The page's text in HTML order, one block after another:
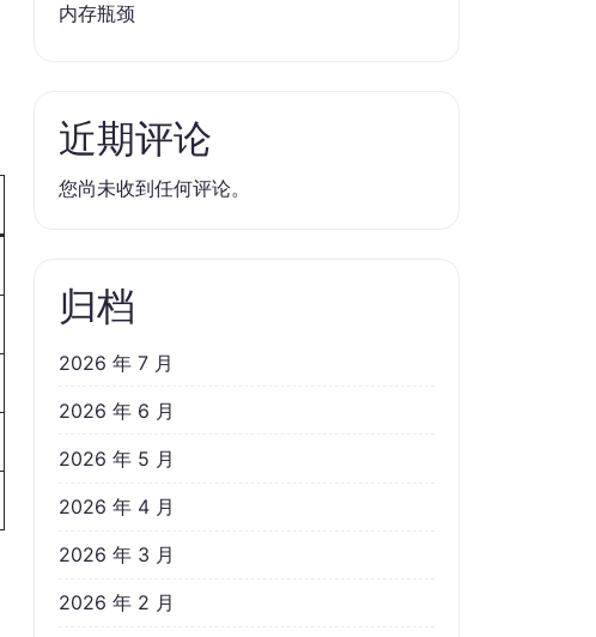
内存瓶颈
近期评论
您尚未收到任何评论。
归档
2026 年 7 月
2026 年 6 月
2026 年 5 月
2026 年 4 月
2026 年 3 月
2026 年 2 月